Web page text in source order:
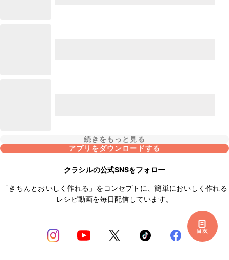
目次
続きをもっと見る
アプリをダウンロードする
クラシルの公式SNSをフォロー
「きちんとおいしく作れる」をコンセプトに、簡単においしく作れる
レシピ動画を毎日配信しています。